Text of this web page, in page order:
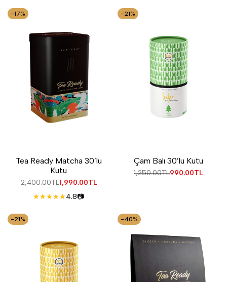
-17%
Tea Ready Matcha 30’lu
Kutu
Normal
2,400.00TLİndirimli
1,990.00TL
4.8📷
-21%
Çam Balı 30’lu Kutu
Normal
1,250.00TLİndirimli
990.00TL
-21% -40%